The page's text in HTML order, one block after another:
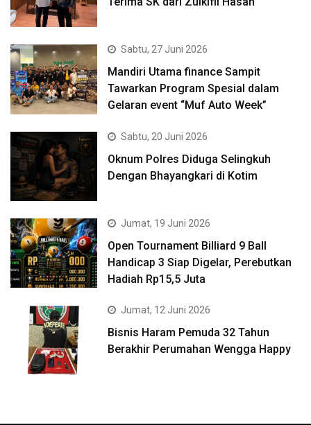
Sabtu, 27 Juni 2026
Mandiri Utama finance Sampit
Tawarkan Program Spesial dalam
Gelaran event “Muf Auto Week”
Sabtu, 20 Juni 2026
Oknum Polres Diduga Selingkuh
Dengan Bhayangkari di Kotim
Jumat, 19 Juni 2026
Open Tournament Billiard 9 Ball
Handicap 3 Siap Digelar, Perebutkan
Hadiah Rp15,5 Juta
Jumat, 12 Juni 2026
Bisnis Haram Pemuda 32 Tahun
Berakhir Perumahan Wengga Happy